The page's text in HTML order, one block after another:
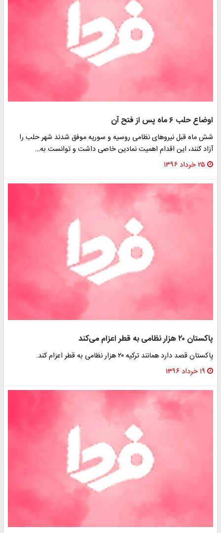
اوضاع حلب ۶ ماه پس از فتح آن
شش ماه قبل نیروهای نظامی روسیه و سوریه موفق شدند شهر حلب را
آزاد کنند، این اقدام اهمیت نمادین خاصی داشت و توانست به…
۲۵ خرداد ۱۳۹۶
پاکستان ۲۰ هزار نظامی به قطر اعزام می‌کند
پاکستان قصد دارد همانند ترکیه ۲۰ هزار نظامی به قطر اعزام کند.
۱۹ خرداد ۱۳۹۶